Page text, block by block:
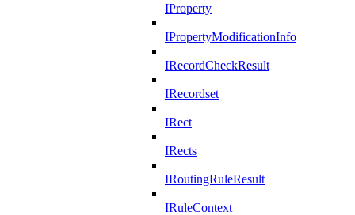
IProperty
IPropertyModificationInfo
IRecordCheckResult
IRecordset
IRect
IRects
IRoutingRuleResult
IRuleContext